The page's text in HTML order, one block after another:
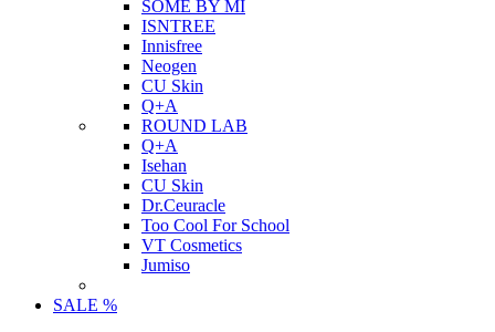
SOME BY MI
ISNTREE
Innisfree
Neogen
CU Skin
Q+A
ROUND LAB
Q+A
Isehan
CU Skin
Dr.Ceuracle
Too Cool For School
VT Cosmetics
Jumiso
SALE %